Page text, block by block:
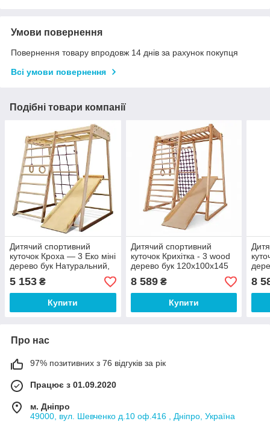
Умови повернення
Повернення товару впродовж 14 днів за рахунок покупця
Всі умови повернення
Подібні товари компанії
Дитячий спортивний
куточок Кроха — 3 Еко міні
дерево бук Натуральний,
120х120х103 см (ТМ
SportBaby)
5 153 ₴
Купити
Дитячий спортивний
куточок Крихітка - 3 wood
дерево бук 120х100х145
см (ТМ SportBaby)
8 589₴
Купити
см
8
Про нас
97% позитивних з 76 відгуків за рік
Працює з 01.09.2020
м. Дніпро
49000, вул. Шевченко д.10 оф.416 , Дніпро, Україна